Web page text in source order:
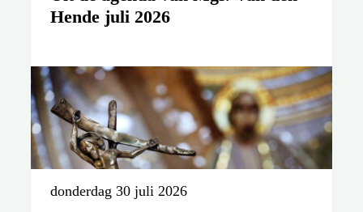
Hende juli 2026
donderdag 30 juli 2026